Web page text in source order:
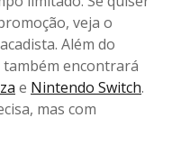
veja o
Além do
encontrará
e Nintendo Switch.
mas com